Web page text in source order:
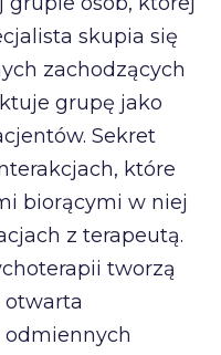
skupia się
zachodzących
grupę jako
Sekret
które
biorącymi w niej
z terapeutą.
tworzą
otwarta
odmiennych